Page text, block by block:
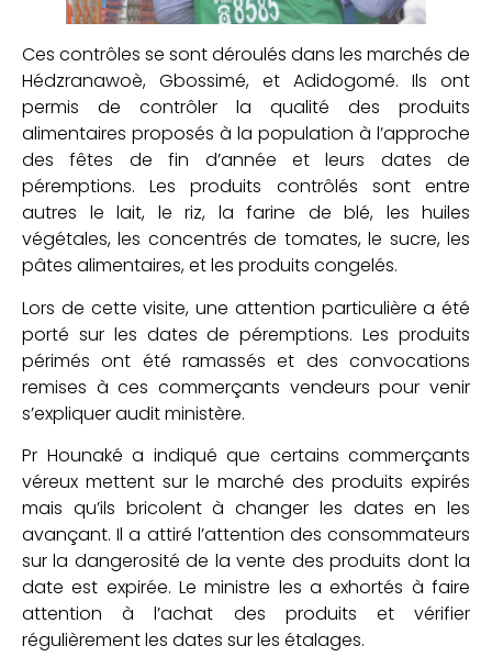
Ces contrôles se sont déroulés dans les marchés de
Hédzranawoè, Gbossimé, et Adidogomé. Ils ont
permis de contrôler la qualité des produits
alimentaires proposés à la population à l’approche
des fêtes de fin d’année et leurs dates de
péremptions. Les produits contrôlés sont entre
autres le lait, le riz, la farine de blé, les huiles
végétales, les concentrés de tomates, le sucre, les
pâtes alimentaires, et les produits congelés.
Lors de cette visite, une attention particulière a été
porté sur les dates de péremptions. Les produits
périmés ont été ramassés et des convocations
remises à ces commerçants vendeurs pour venir
s’expliquer audit ministère.
Pr Hounaké a indiqué que certains commerçants
véreux mettent sur le marché des produits expirés
mais qu’ils bricolent à changer les dates en les
avançant. Il a attiré l’attention des consommateurs
sur la dangerosité de la vente des produits dont la
date est expirée. Le ministre les a exhortés à faire
attention à l’achat des produits et vérifier
régulièrement les dates sur les étalages.